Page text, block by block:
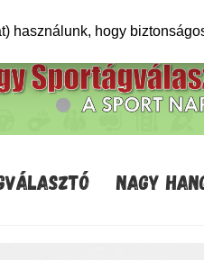
NAGY
használunk, hogy